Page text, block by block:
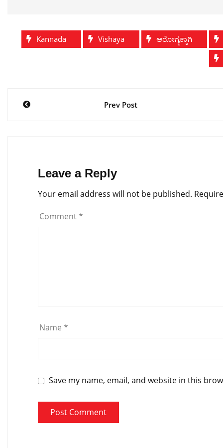
Kannada Vishaya ಆರೋಗ್ಯಕ್ಕಾಗಿ
Post
Prev Post
Leave a Reply
Your email address will not be published.
Comment *
Name *
Save my name, email, and website in this